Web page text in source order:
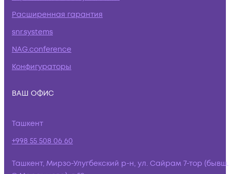
Расширенная гарантия
snr.systems
NAG.conference
Конфигураторы
ВАШ ОФИС
Ташкент
+998 55 508 06 60
Ташкент, Мирзо-Улугбекский р-н, ул. Сайрам 7-тор (бывш.